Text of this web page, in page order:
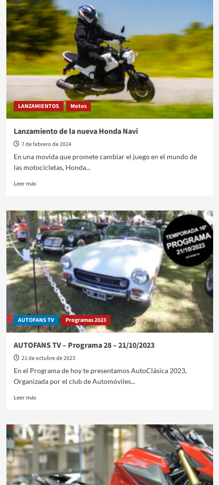
rotundo
para
Honda
en
el
Red
Dot
Design
LANZAMIENTOS Motos
Lanzamiento de la nueva Honda Navi
7 de febrero de 2024
En una movida que promete cambiar el juego en el mundo de
las motocicletas, Honda...
Leer másLeer
Lanzamiento
de
la
nueva
Honda
Navi
AUTOFANS TV Programas 2023
AUTOFANS TV – Programa 28 – 21/10/2023
21 de octubre de 2023
En el Programa de hoy te presentamos AutoClásica 2023,
Organizada por el club de Automóviles...
Leer másLeer
AUTOFANS
TV
–
Programa
28
21/10/2023